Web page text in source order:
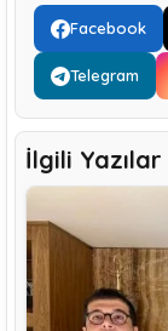
Facebook
Telegram
İlgili Yazılar